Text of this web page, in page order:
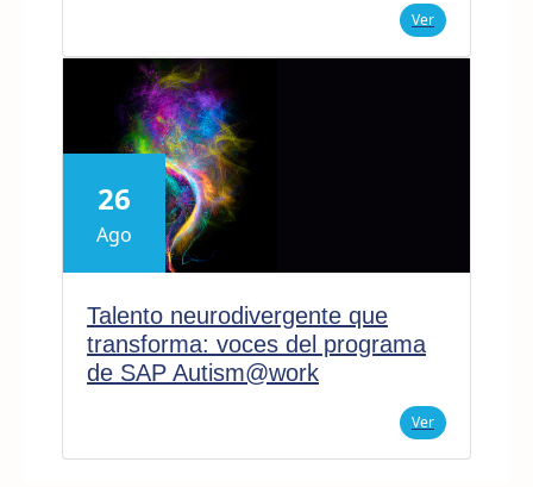
Ver
26
Ago
Talento neurodivergente que
transforma: voces del programa
de SAP Autism@work
Ver